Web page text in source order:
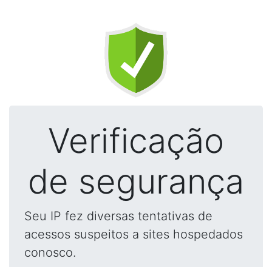
Verificação
de segurança
Seu IP fez diversas tentativas de
acessos suspeitos a sites hospedados
conosco.